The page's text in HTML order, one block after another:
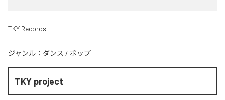
TKY Records
ジャンル： ダンス / ポップ
TKY project